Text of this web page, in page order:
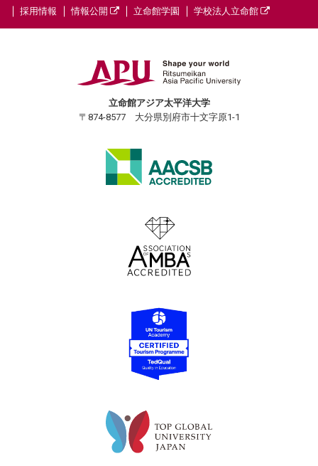
採用情報
情報公開 立命館学園 学校法人立命館
立命館アジア太平洋大学
〒874-8577 大分県別府市十文字原1-1